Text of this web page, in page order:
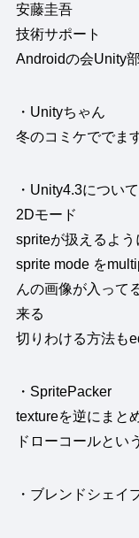
安藤圭吾
技術サポート
Androidの会Unity部
・Unityちゃん
冬のコミケででま
・Unity4.3について
2Dモード
spriteが扱えるよう
sprite mode を
んの画像が入って
来る
切りわける方法も
・SpritePacker
textureを逆にまと
ドローコールとい
・ブレンドシェイ